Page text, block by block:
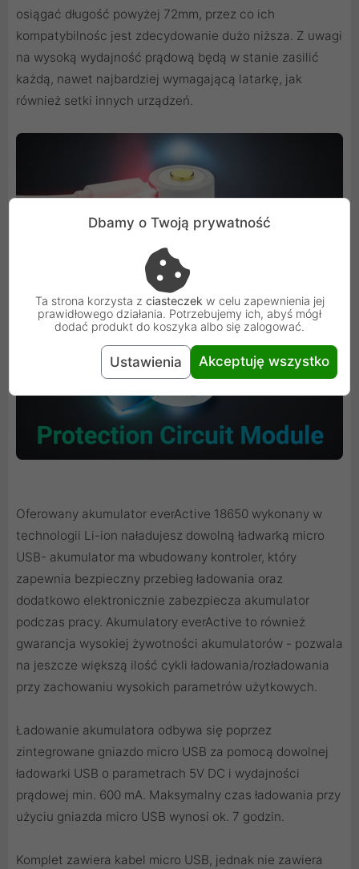
osiągać długość powyżej 72mm, przez co ich
kompatybilnośc jest zdecydowanie dużo niższa. Z uwagi
na wysoką wydajność prądową będą w stanie zasilić
każdą, nawet najbardziej wymagającą latarkę, jak
również setki innych urządzeń.
Oferowany akumulator everActive 18650 wykonany w
technologii Li-ion naładujesz dowolną ładwarką micro
USB- akumulator ma wbudowany kontroler, który
zapewnia bezpieczny przebieg ładowania oraz
dodatkowo elektronicznie zabezpiecza akumulator
podczas pracy. Akumulatory everActive to również
gwarancja wysokiej żywotności akumulatorów - pozwala
na jeszcze większą ilość cykli ładowania/rozładowania
przy zachowaniu wysokich parametrów użytkowych.
Ładowanie akumulatora odbywa się poprzez
zintegrowane gniazdo micro USB za pomocą dowolnej
ładowarki USB o parametrach 5V DC i wydajności
prądowej min. 600 mA. Maksymalny czas ładowania przy
użyciu gniazda micro USB wynosi ok. 7 godzin.
Komplet zawiera kabel micro USB, jednak nie zawiera
Dbamy o Twoją prywatność
Ta strona korzysta z ciasteczek w celu zapewnienia jej
prawidłowego działania. Potrzebujemy ich, abyś mógł
dodać produkt do koszyka albo się zalogować.
Ustawienia Akceptuję wszystko